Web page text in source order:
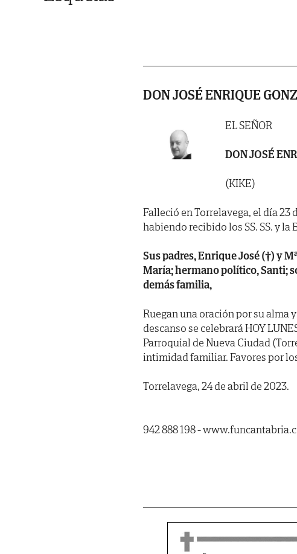
DON JOSÉ ENRIQUE
EL SEÑOR
DON JOSÉ
(KIKE)
Falleció en Torrelavega, el día 23
habiendo recibido los SS. SS. y la
Sus padres, Enrique José (†) y
María; hermano político, Santi;
demás familia,
Ruegan una oración por su alma
descanso se celebrará HOY
Parroquial de Nueva Ciudad
intimidad familiar. Favores por
Torrelavega, 24 de abril de 2023.
942 888 198 -